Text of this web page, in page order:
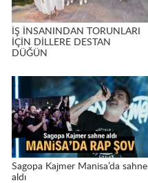
İŞ İNSANINDAN TORUNLARI
İÇİN DİLLERE DESTAN
DÜĞÜN
Sagopa Kajmer Manisa’da sahne
aldı